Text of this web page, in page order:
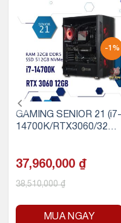
-1%
GAMING SENIOR 21 (i7-
14700K/RTX3060/32GB
37,960,000 ₫
38,510,000₫
MUA NGAY